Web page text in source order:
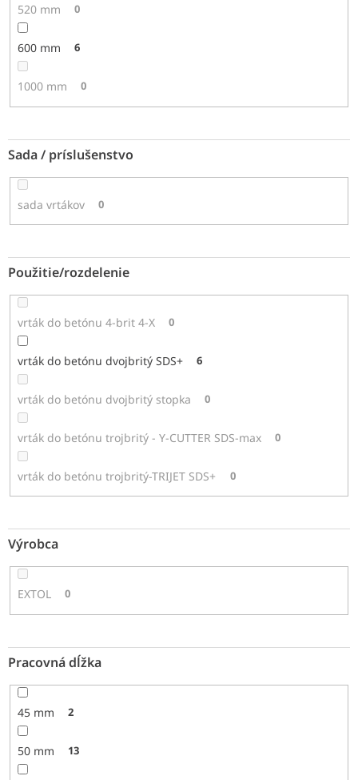
520 mm 0
600 mm 6
1000 mm 0
Sada / príslušenstvo
sada vrtákov 0
Použitie/rozdelenie
vrták do betónu 4-brit 4-X 0
vrták do betónu dvojbritý SDS+ 6
vrták do betónu dvojbritý stopka 0
vrták do betónu trojbritý - Y-CUTTER SDS-max 0
vrták do betónu trojbritý-TRIJET SDS+ 0
Výrobca
EXTOL 0
Pracovná dĺžka
45 mm 2
50 mm 13